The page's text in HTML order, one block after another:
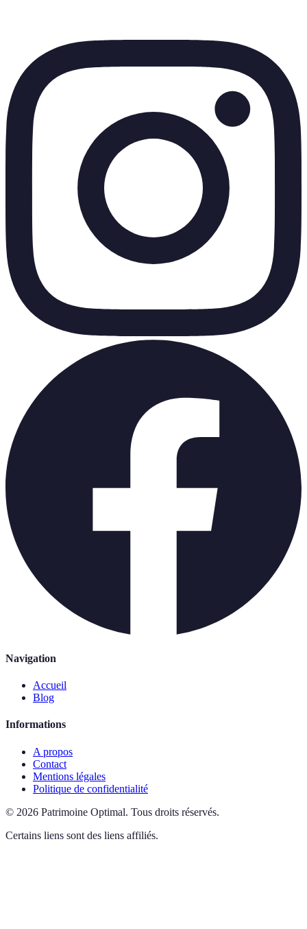
Navigation
Accueil
Blog
Informations
A propos
Contact
Mentions légales
Politique de confidentialité
© 2026 Patrimoine Optimal. Tous droits réservés.
Certains liens sont des liens affiliés.